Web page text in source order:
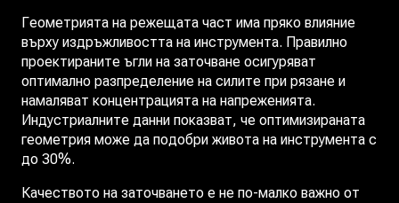
Геометрията на режещата част има пряко влияние
върху издръжливостта на инструмента. Правилно
проектираните ъгли на заточване осигуряват
оптимално разпределение на силите при рязане и
намаляват концентрацията на напреженията.
Индустриалните данни показват, че оптимизираната
геометрия може да подобри живота на инструмента с
до 30%.
Качеството на заточването е не по-малко важно от